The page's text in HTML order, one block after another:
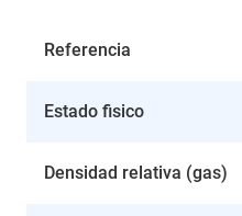
Referencia
Estado fisico
Densidad relativa (gas)